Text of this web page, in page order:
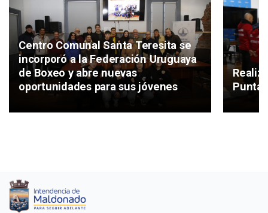
Centro Comunal Santa Teresita se
incorporó a la Federación Uruguaya
de Boxeo y abre nuevas
oportunidades para sus jóvenes
Punta